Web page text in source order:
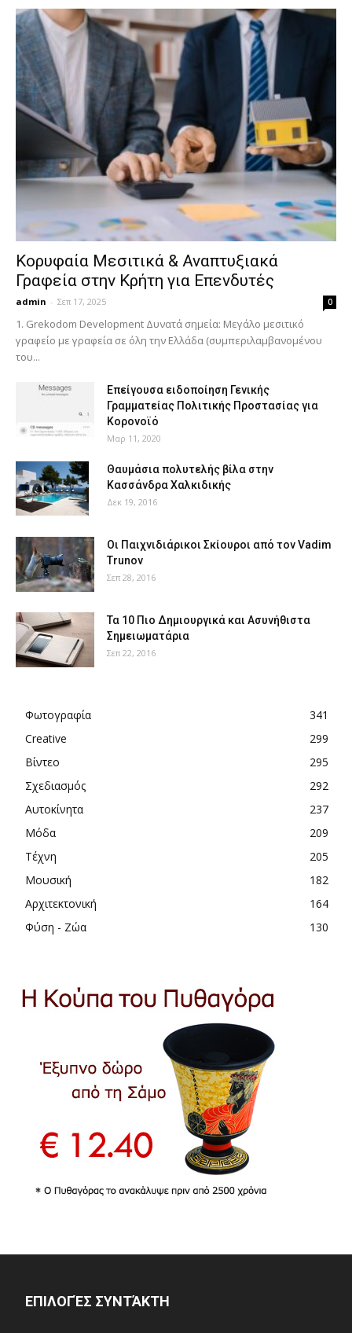
Κορυφαία Μεσιτικά & Αναπτυξιακά
Γραφεία στην Κρήτη για Επενδυτές
admin - Σεπ 17, 2025 0
1. Grekodom Development Δυνατά σημεία: Μεγάλο μεσιτικό
γραφείο με γραφεία σε όλη την Ελλάδα (συμπεριλαμβανομένου
του...
Επείγουσα ειδοποίηση Γενικής
Γραμματείας Πολιτικής Προστασίας για
Κορονοϊό
Μαρ 11, 2020
Θαυμάσια πολυτελής βίλα στην
Κασσάνδρα Χαλκιδικής
Δεκ 19, 2016
Οι Παιχνιδιάρικοι Σκίουροι από τον Vadim
Trunov
Σεπ 28, 2016
Τα 10 Πιο Δημιουργικά και Ασυνήθιστα
Σημειωματάρια
Σεπ 22, 2016
Φωτογραφία
341
Creative
299
Βίντεο
295
Σχεδιασμός
292
Αυτοκίνητα
237
Μόδα
209
Τέχνη
205
Μουσική
182
Αρχιτεκτονική
164
Φύση - Ζώα
130
ΕΠΙΛΟΓΈΣ ΣΥΝΤΆΚΤΗ